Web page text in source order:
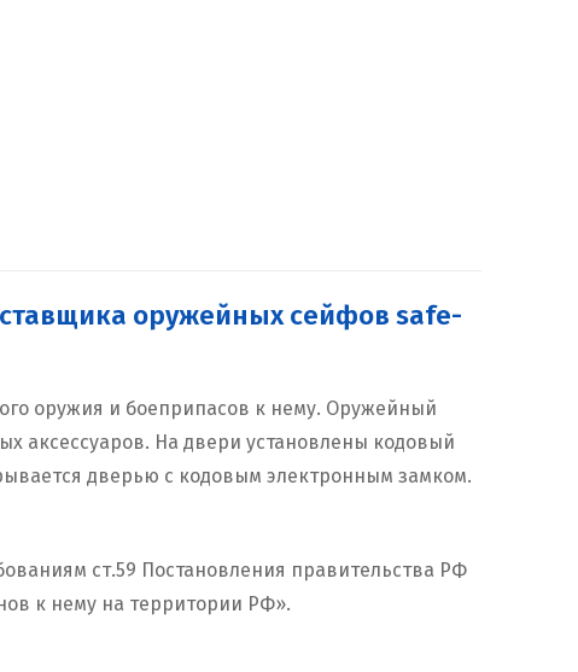
оружейных сейфов safe-
оружия и боеприпасов к нему. Оружейный
аксессуаров. На двери установлены кодовый
дверью с кодовым электронным замком.
ст.59 Постановления правительства РФ
к нему на территории РФ».